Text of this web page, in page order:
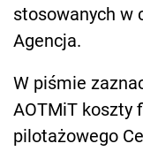
stosowanych w
Agencja.
W piśmie
AOTMiT koszty
pilotażowego